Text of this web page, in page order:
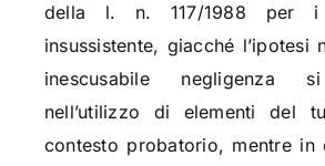
della l. n. 117/1988 per i
insussistente, giacché l’ipotesi
inescusabile negligenza
nell’utilizzo di elementi del
contesto probatorio, mentre in